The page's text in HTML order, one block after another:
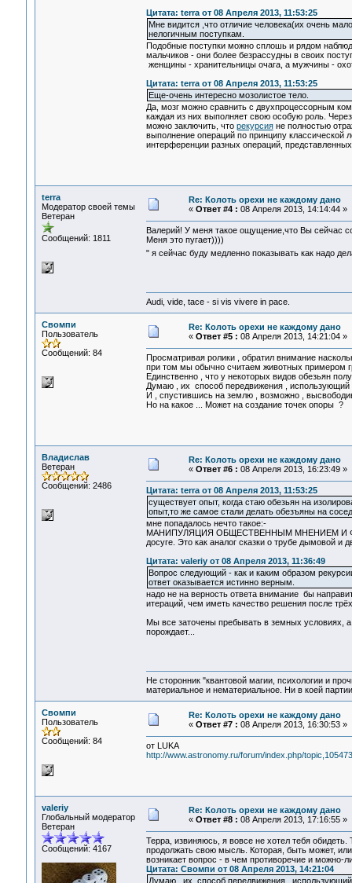
Цитата: terra от 08 Апреля 2013, 11:53:25
Мне видится ,что отличие человека(их очень
нелогичным поступкам.
Подобные поступки можно сплошь и рядом
мальчиков - они более безрассудны в своих
женщины - хранительницы очага, а мужчины -
Цитата: terra от 08 Апреля 2013, 11:53:25
Еще-очень интересно мозолистое тело.
Да, мозг можно сравнить с двухпроцессорным
каждая из них выполняет свою особую роль.
можно заключить, что рекурсияне полностью
выполнение операций по принципу классической
интерференции разных операций,
terra
Модератор своей темы
Ветеран
Сообщений: 1811
Re: Колоть орехи не каждому дано
« Ответ #4 : 08 Апреля 2013, 14:14:44 »
Валерий! У меня такое ощущение,что Вы сейчас
Меня это пугает))))
" я сейчас буду медленно показывать как надо
Audi, vide, tace - si vis vivere in pace.
Свомпи
Пользователь
Сообщений: 84
Re: Колоть орехи не каждому дано
« Ответ #5 : 08 Апреля 2013, 14:21:04 »
Просматривая ролики , обратил внимание
при том мы обычно считаем животных примером
Единственно , что у некоторых видов обезьян
Думаю , их способ передвижения , использующий
И , спустившись на землю , возможно ,
Но на какое ... Может на создание точек опоры ?
Владислав
Ветеран
Сообщений: 2486
Re: Колоть орехи не каждому дано
« Ответ #6 : 08 Апреля 2013, 16:23:49 »
Цитата: terra от 08 Апреля 2013, 11:53:25
существует опыт, когда стаю обезьян на
опыт,то же самое стали делать обезъяны на
мне попадалось нечто такое:-
МАНИПУЛЯЦИЯ ОБЩЕСТВЕННЫМ МНЕНИЕМ И
досуге. Это как аналог сказки о трубе дымовой и
Цитата: valeriy от 08 Апреля 2013, 11:36:49
Вопрос следующий - как и каким образом
ответ оказывается истинно верным.
надо не на верность ответа внимание бы
итераций, чем иметь качество решения после
Мы все заточены пребывать в земных условиях,
порождает...
Не сторонник "квантовой магии, психологии и
материальное и нематериальное. Ни в коей
Свомпи
Пользователь
Сообщений: 84
Re: Колоть орехи не каждому дано
« Ответ #7 : 08 Апреля 2013, 16:30:53 »
от LUKA
http://www.astronomy.ru/forum/index.php/
valeriy
Глобальный модератор
Ветеран
Сообщений: 4167
Re: Колоть орехи не каждому дано
« Ответ #8 : 08 Апреля 2013, 17:16:55 »
Терра, извиняюсь, я вовсе не хотел тебя
продолжать свою мысль. Которая, быть может,
возникает вопрос - в чем противоречие и можно-
Цитата: Свомпи от 08 Апреля 2013, 14:21:04
Думаю , их способ передвижения , использующий